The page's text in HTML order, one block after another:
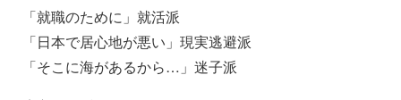
「就職のために」就活派
「日本で居心地が悪い」現実逃避派
「そこに海があるから…」迷子派